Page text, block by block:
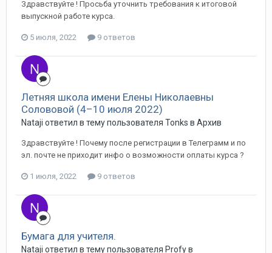
Здравствуйте ! Просьба уточнить требования к итоговой
выпускной работе курса.
5 июля, 2022 9 ответов
Летняя школа имени Елены Николаевны
Солововой (4–10 июля 2022)
Nataji ответил в тему пользователя Tonks в Архив
Здравствуйте ! Почему после регистрации в Телеграмм и по
эл. почте не приходит инфо о возможности оплаты курса ?
1 июля, 2022 9 ответов
Бумага для учителя.
Nataji ответил в тему пользователя Profy в